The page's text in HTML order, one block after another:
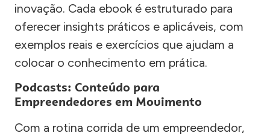
inovação. Cada ebook é estruturado para
oferecer insights práticos e aplicáveis, com
exemplos reais e exercícios que ajudam a
colocar o conhecimento em prática.
Podcasts: Conteúdo para
Empreendedores em Movimento
Com a rotina corrida de um empreendedor,